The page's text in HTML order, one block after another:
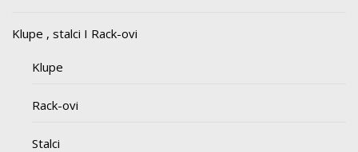
Klupe , stalci I Rack-ovi
Klupe
Rack-ovi
Stalci